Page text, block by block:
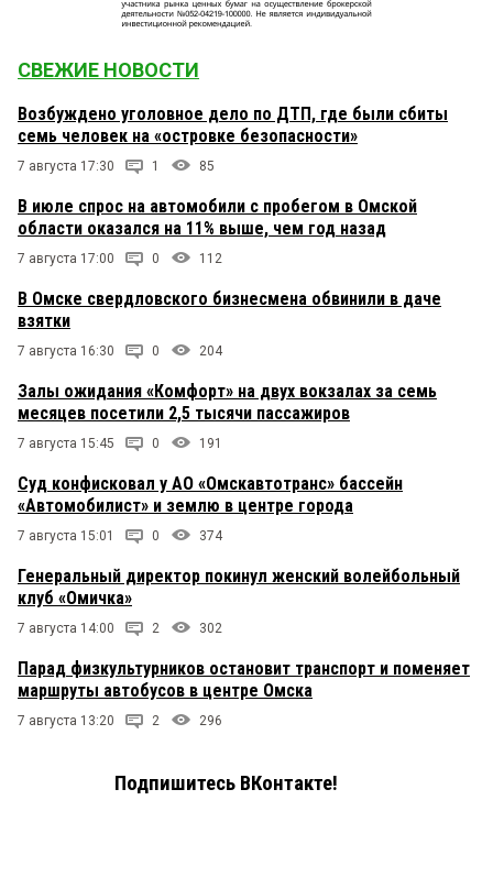
СВЕЖИЕ НОВОСТИ
Возбуждено уголовное дело по ДТП, где были сбиты
семь человек на «островке безопасности»
7 августа 17:30 1 85
В июле спрос на автомобили с пробегом в Омской
области оказался на 11% выше, чем год назад
7 августа 17:00 0 112
В Омске свердловского бизнесмена обвинили в даче
взятки
7 августа 16:30 0 204
Залы ожидания «Комфорт» на двух вокзалах за семь
месяцев посетили 2,5 тысячи пассажиров
7 августа 15:45 0 191
Суд конфисковал у АО «Омскавтотранс» бассейн
«Автомобилист» и землю в центре города
7 августа 15:01 0 374
Генеральный директор покинул женский волейбольный
клуб «Омичка»
7 августа 14:00 2 302
Парад физкультурников остановит транспорт и поменяет
маршруты автобусов в центре Омска
7 августа 13:20 2 296
Подпишитесь ВКонтакте!